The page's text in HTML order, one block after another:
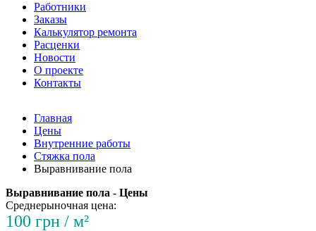
Работники
Заказы
Калькулятор ремонта
Расценки
Новости
О проекте
Контакты
Главная
Цены
Внутренние работы
Стяжка пола
Выравнивание пола
Выравнивание пола - Цены
Среднерыночная цена:
100 грн / м²